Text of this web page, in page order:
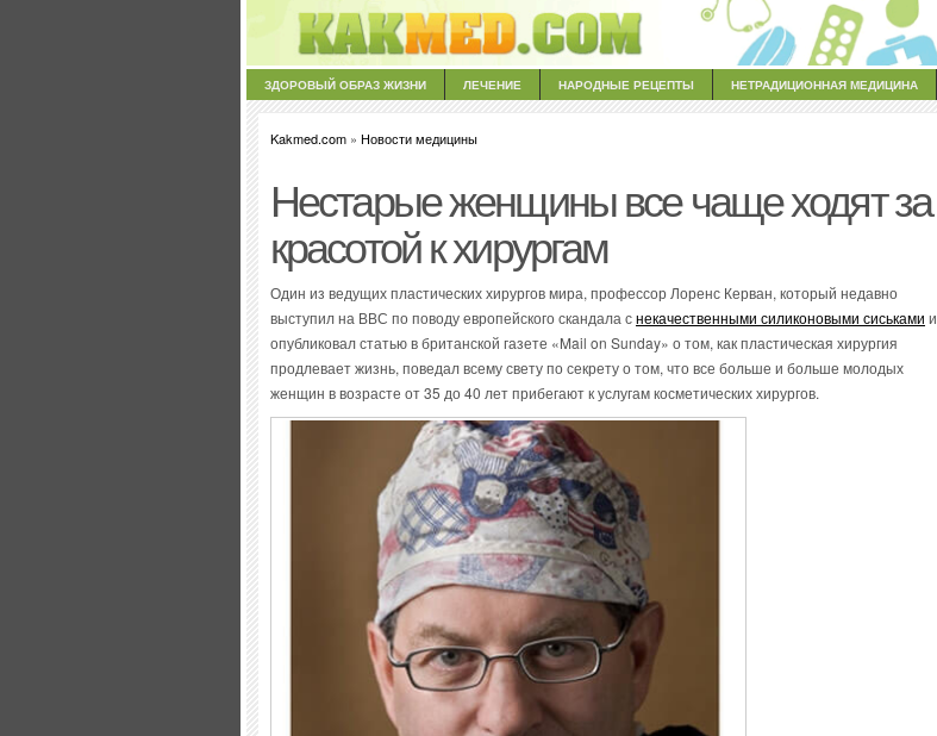
ЗДОРОВЫЙ ОБРАЗ ЖИЗНИ ЛЕЧЕНИЕ НАРОДНЫЕ РЕЦЕПТЫ НЕТРАДИЦИОННАЯ МЕДИЦИНА
Kakmed.com » Новости медицины
Нестарые женщины все чаще ходят за
красотой к хирургам
Один из ведущих пластических хирургов мира, профессор Лоренс Керван, который недавно
выступил на ВВС по поводу европейского скандала снекачественными силиконовыми сиськами и
опубликовал статью в британской газете «Mail on Sunday» о том, как пластическая хирургия
продлевает жизнь, поведал всему свету по секрету о том, что все больше и больше молодых
женщин в возрасте от 35 до 40 лет прибегают к услугам косметических хирургов.